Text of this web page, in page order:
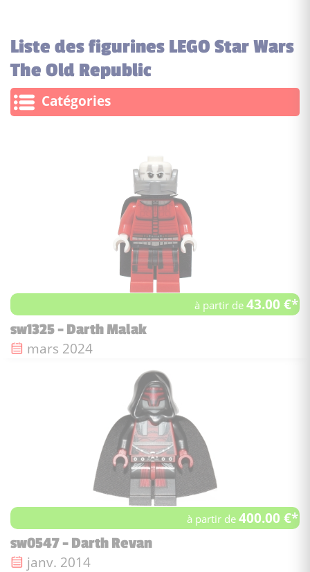
Liste des figurines LEGO Star Wars
The Old Republic
Catégories
à partir de43.00 €*
sw1325 - Darth Malak
Date de sortie :
mars 2024
à partir de400.00 €*
sw0547 - Darth Revan
Date de sortie :
janv. 2014